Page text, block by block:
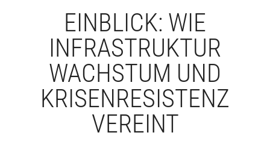
EINBLICK: WIE
INFRASTRUKTUR
WACHSTUM UND
KRISENRESISTENZ
VEREINT